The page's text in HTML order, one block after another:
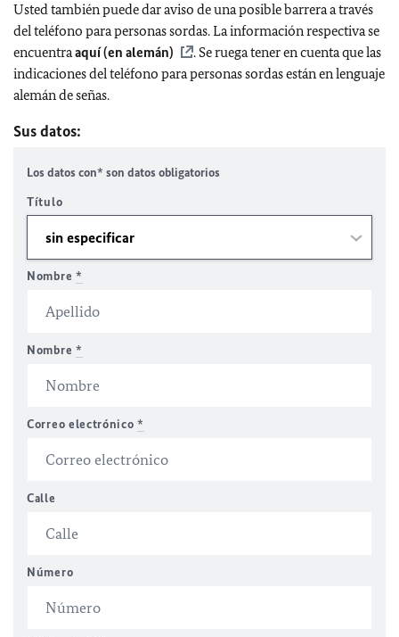
Usted también puede dar aviso de una posible barrera a través
del teléfono para personas sordas. La información respectiva se
encuentraaquí (en alemán)
. Se ruega tener en cuenta que las
indicaciones del teléfono para personas sordas están en lenguaje
alemán de señas.
Sus datos:
Los datos con* son datos obligatorios
Título
Nombre *
Nombre *
Correo electrónico*
Calle
Número